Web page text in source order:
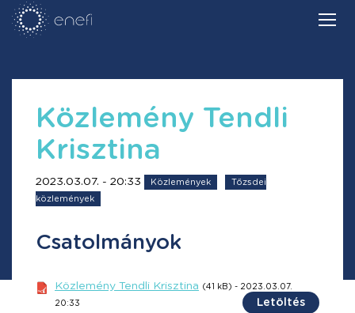
Közlemény Tendli
Krisztina
2023.03.07. - 20:33 Közlemények
Tőzsdei
közlemények
Csatolmányok
Közlemény Tendli Krisztina (41 kB) - 2023.03.07.
20:33 Letöltés